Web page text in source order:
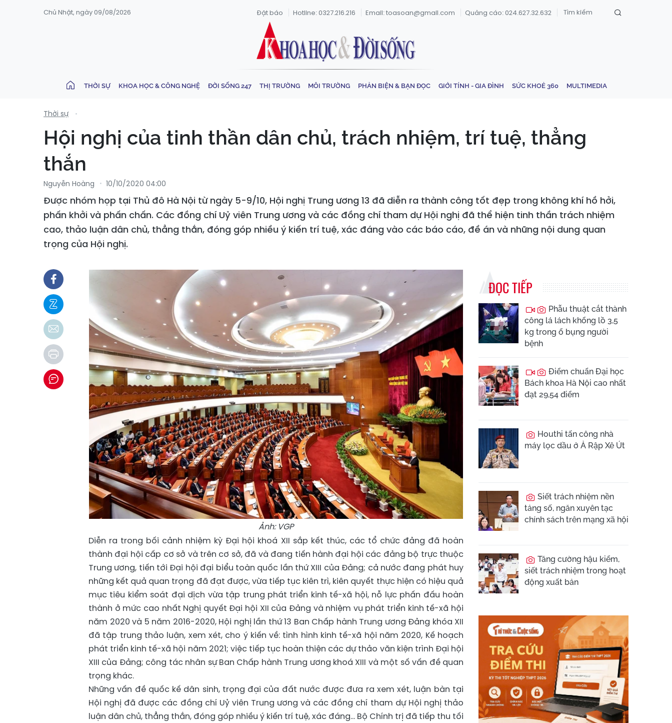
Chủ Nhật, ngày 09/08/2026 Đặt báo Hotline: 0327.216.216 Email: toasoan@gmail.com Quảng cáo: 024.627.32.632
THỜI SỰ KHOA HỌC & CÔNG NGHỆ ĐỜI SỐNG 247 THỊ TRƯỜNG MÔI TRƯỜNG PHẢN BIỆN & BẠN ĐỌC GIỚI TÍNH - GIA ĐÌNH SỨC KHOẺ 360 MULTIMEDIA
Thời sự
Hội nghị của tinh thần dân chủ, trách nhiệm, trí tuệ, thẳng
thắn
Nguyễn Hoàng 10/10/2020 04:00
Được nhóm họp tại Thủ đô Hà Nội từ ngày 5-9/10, Hội nghị Trung ương 13 đã diễn ra thành công tốt đẹp trong không khí hồ hởi,
phấn khởi và phấn chấn. Các đồng chí Uỷ viên Trung ương và các đồng chí tham dự Hội nghị đã thể hiện tinh thần trách nhiệm
cao, thảo luận dân chủ, thẳng thắn, đóng góp nhiều ý kiến trí tuệ, xác đáng vào các báo cáo, đề án và những nội dung quan
trọng của Hội nghị.
Ảnh: VGP
Diễn ra trong bối cảnh nhiệm kỳ Đại hội khoá XII sắp kết thúc, các tổ chức đảng đã hoàn
thành đại hội cấp cơ sở và trên cơ sở, đã và đang tiến hành đại hội các đảng bộ trực thuộc
Trung ương, tiến tới Đại hội đại biểu toàn quốc lần thứ XIII của Đảng; cả nước đang phát huy
những kết quả quan trọng đã đạt được, vừa tiếp tục kiên trì, kiên quyết thực hiện có hiệu quả
mục tiêu kiểm soát đại dịch vừa tập trung phát triển kinh tế-xã hội, nỗ lực phấn đấu hoàn
thành ở mức cao nhất Nghị quyết Đại hội XII của Đảng và nhiệm vụ phát triển kinh tế-xã hội
năm 2020 và 5 năm 2016-2020, Hội nghị lần thứ 13 Ban Chấp hành Trung ương Đảng khóa XII
đã tập trung thảo luận, xem xét, cho ý kiến về: tình hình kinh tế-xã hội năm 2020, Kế hoạch
phát triển kinh tế-xã hội năm 2021; việc tiếp tục hoàn thiện các dự thảo văn kiện trình Đại hội
XIII của Đảng; công tác nhân sự Ban Chấp hành Trung ương khoá XIII và một số vấn đề quan
trọng khác.
Những vấn đề quốc kế dân sinh, trọng đại của đất nước được đưa ra xem xét, luận bàn tại
Hội nghị đã được các đồng chí Uỷ viên Trung ương và các đồng chí tham dự Hội nghị thảo
luận dân chủ, thẳng thắn, đóng góp nhiều ý kiến trí tuệ, xác đáng... Bộ Chính trị đã tiếp thu tối
ĐỌC TIẾP
Phẫu thuật cắt thành
công lá lách khổng lồ 3,5
kg trong ổ bụng người
bệnh
Điểm chuẩn Đại học
Bách khoa Hà Nội cao nhất
đạt 29,54 điểm
Houthi tấn công nhà
máy lọc dầu ở Ả Rập Xê Út
Siết trách nhiệm nền
tảng số, ngăn xuyên tạc
chính sách trên mạng xã hội
Tăng cường hậu kiểm,
siết trách nhiệm trong hoạt
động xuất bản